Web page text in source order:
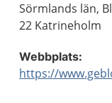
Sörmlands län,
22 Katrineholm
Webbplats:
https://